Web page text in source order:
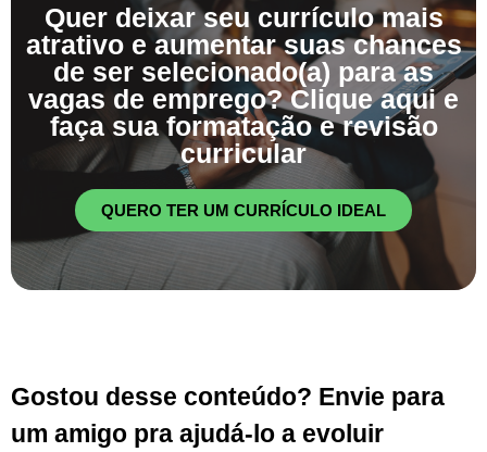
Quer deixar seu currículo mais
atrativo e aumentar suas chances
de ser selecionado(a) para as
vagas de emprego? Clique aqui e
faça sua formatação e revisão
curricular
QUERO TER UM CURRÍCULO IDEAL
Gostou desse conteúdo? Envie para
um amigo pra ajudá-lo a evoluir